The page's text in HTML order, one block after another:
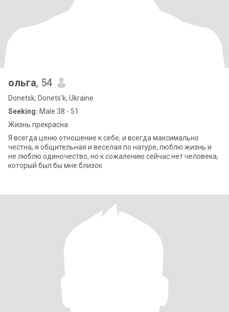
ольга, 54
Donetsk, Donets'k, Ukraine
Seeking: Male 38 - 51
Жизнь прекрасна
Я всегда ценю отношение к себе, и всегда максимально
честна, я общительная и веселая по натуре, люблю жизнь и
не люблю одиночество, но к сожалению сейчас нет человека,
который был бы мне близок